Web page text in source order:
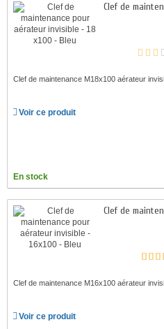
Clef de
Clef de maintenance M18x100 aérateur
Voir ce produit
En stock
Clef de
Clef de maintenance M16x100 aérateur
Voir ce produit